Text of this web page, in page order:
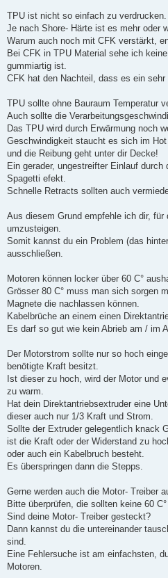
TPU ist nicht so einfach zu verdrucken.
Je nach Shore- Härte ist es mehr oder
Warum auch noch mit CFK verstärkt,
Bei CFK in TPU Material sehe ich
gummiartig ist.
CFK hat den Nachteil, dass es ein sehr
TPU sollte ohne Bauraum Temperatur
Auch sollte die
Das TPU wird durch Erwärmung noch
Geschwindigkeit staucht es sich im
und die Reibung geht unter dir Decke!
Ein gerader, ungestreifter Einlauf
Spagetti efekt.
Schnelle Retracts sollten auch
Aus diesem Grund empfehle ich dir, für
umzusteigen.
Somit kannst du ein Problem (das
ausschließen.
Motoren können locker über 60 C°
Grösser 80 C° muss man sich sorgen
Magnete die nachlassen können.
Kabelbrüche an einem einen
Es darf so gut wie kein Abrieb am / im
Der Motorstrom sollte nur so hoch
benötigte Kraft besitzt.
Ist dieser zu hoch, wird der Motor und
zu warm.
Hat dein Direktantriebsextruder eine
dieser auch nur 1/3 Kraft und Strom.
Sollte der Extruder gelegentlich knack
ist die Kraft oder der Widerstand zu
oder auch ein Kabelbruch besteht.
Es überspringen dann die Stepps.
Gerne werden auch die Motor- Treiber
Bitte überprüfen, die sollten keine 60
Sind deine Motor- Treiber gesteckt?
Dann kannst du die untereinander
sind.
Eine Fehlersuche ist am einfachsten,
Motoren.